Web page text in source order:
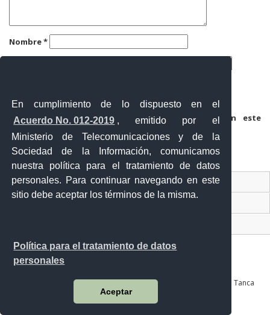
En cumplimiento de lo dispuesto en el
Acuerdo No. 012-2019 , emitido por el
Ministerio de Telecomunicaciones y de la
Sociedad de la Información, comunicamos
nuestra política para el tratamiento de datos
personales. Para continuar navegando en este
sitio debe aceptar los términos de la misma.
Política para el tratamiento de datos
personales
Aceptar
Nombre*
Guarda mi nombre, correo electrónico y web en este
navegador para la próxima vez que comente.
Contacto Ciudadano Digital
Av. Julián Coronel 905 entre Esmeraldas y José Mascote Av. Juan Tanca
Marengo No. 100 y Av. de las Américas
Guayaquil - Ecuador